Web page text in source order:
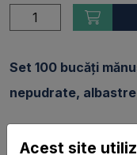
Set 100 bucăți
nepudrate,
Acest site